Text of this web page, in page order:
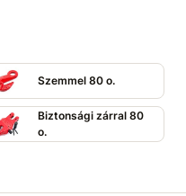
Szemmel 80 o.
Biztonsági zárral 80
o.